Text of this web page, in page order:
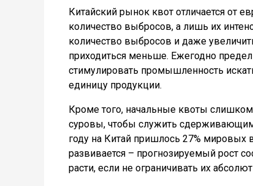
Китайский рынок квот отличается от
количество выбросов, а лишь их
количество выбросов и даже
приходиться меньше. Ежегодно
стимулировать промышленность
единицу продукции.
Кроме того, начальные квоты
суровы, чтобы служить
году на Китай пришлось 27% мировых
развивается – прогнозируемый рост
расти, если не ограничивать их